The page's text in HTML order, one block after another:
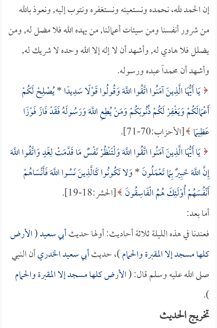
إن الحمد لله، نحمده ونستعينه ونستغفره ونتوب إليه, ونعوذ بالله
من شرور أنفسنا ومن سيئات أعمالنا, من يهده الله فلا مضل له, ومن
يضلل فلا هادي له, وأشهد أن لا إله إلا الله وحده لا شريك له,
وأشهد أن محمداً عبده ورسوله.
يَا أَيُّهَا الَّذِينَ آمَنُوا اتَّقُوا اللَّهَ وَقُولُوا قَوْلًا سَدِيدًا*يُصْلِحْ لَكُمْ
أَعْمَالَكُمْ وَيَغْفِرْ لَكُمْ ذُنُوبَكُمْ وَمَنْ يُطِعِ اللَّهَ وَرَسُولَهُ فَقَدْ فَازَ فَوْزًا
عَظِيمًا [الأحزاب:70-71].
يَا أَيُّهَا الَّذِينَ آمَنُوا اتَّقُوا اللَّهَ وَلْتَنْظُرْ نَفْسٌ مَا قَدَّمَتْ لِغَدٍ وَاتَّقُوا اللَّهَ
إِنَّ اللَّهَ خَبِيرٌ بِمَا تَعْمَلُونَ*وَلا تَكُونُوا كَالَّذِينَ نَسُوا اللَّهَ فَأَنْسَاهُمْ
أَنْفُسَهُمْ أُوْلَئِكَ هُمُ الْفَاسِقُونَ [الحشر:18-19].
أما بعد:
فعندنا في هذه الليلة ثلاثة أحاديث: أولها حديثأبي سعيد(الأرض
كلها مسجد إلا المقبرة والحمام)، حديثأبي سعيد الخدريأن النبي
صلى الله عليه وسلم قال: (الأرض كلها مسجد إلا المقبرة والحمام
).
تخريج الحديث